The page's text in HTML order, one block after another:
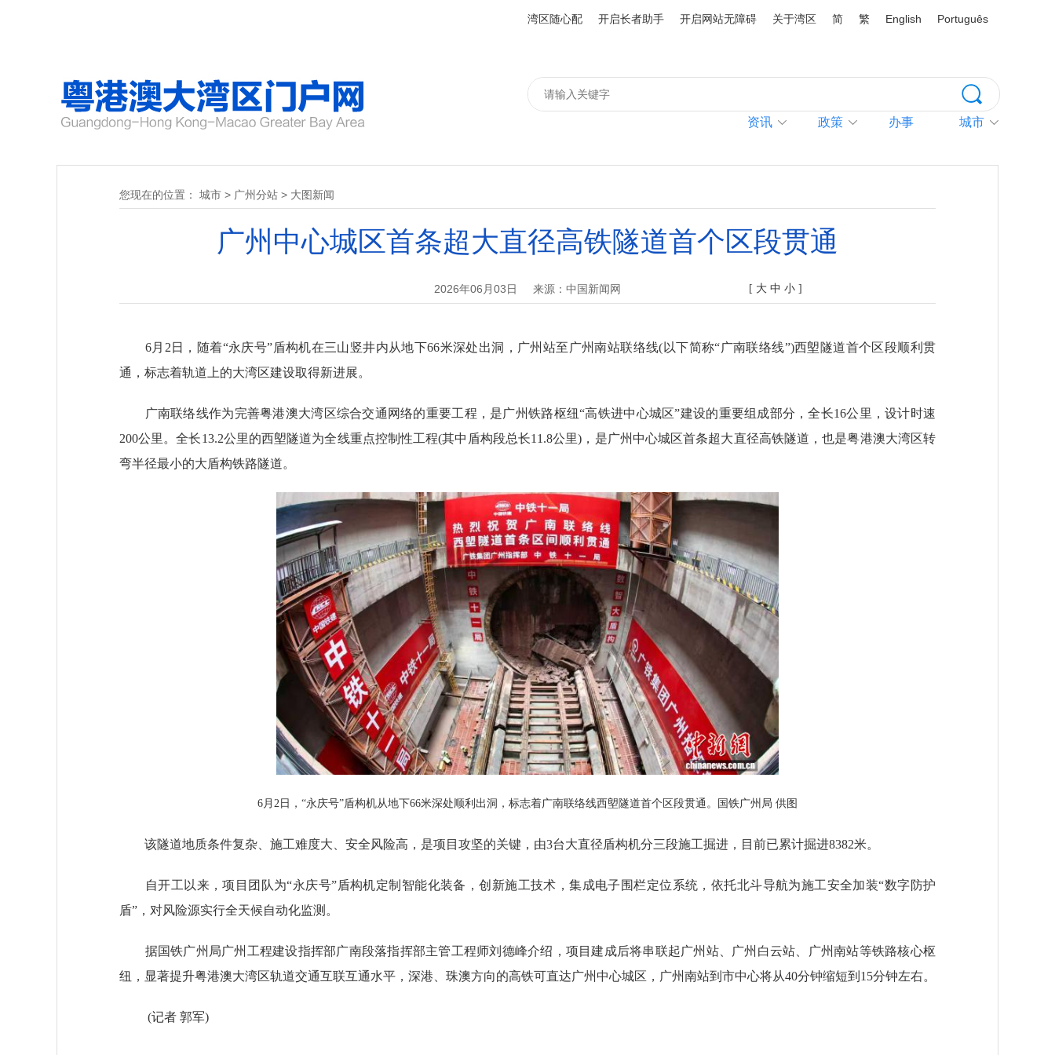
湾区随心配 开启长者助手 开启网站无障碍 关于湾区 简 繁 English Português
资讯 政策 办事 城市
您现在的位置： 城市 > 广州分站 > 大图新闻
广州中心城区首条超大直径高铁隧道首个区段贯通
2026年06月03日 来源：中国新闻网 [ 大 中 小 ]
6月2日，随着“永庆号”盾构机在三山竖井内从地下66米深处出洞，广州站至广州南站联络线(以下简称“广南联络线”)西塱隧道首个区段顺利贯
通，标志着轨道上的大湾区建设取得新进展。
广南联络线作为完善粤港澳大湾区综合交通网络的重要工程，是广州铁路枢纽“高铁进中心城区”建设的重要组成部分，全长16公里，设计时速
200公里。全长13.2公里的西塱隧道为全线重点控制性工程(其中盾构段总长11.8公里)，是广州中心城区首条超大直径高铁隧道，也是粤港澳大湾区转
弯半径最小的大盾构铁路隧道。
6月2日，“永庆号”盾构机从地下66米深处顺利出洞，标志着广南联络线西塱隧道首个区段贯通。国铁广州局 供图
该隧道地质条件复杂、施工难度大、安全风险高，是项目攻坚的关键，由3台大直径盾构机分三段施工掘进，目前已累计掘进8382米。
自开工以来，项目团队为“永庆号”盾构机定制智能化装备，创新施工技术，集成电子围栏定位系统，依托北斗导航为施工安全加装“数字防护
盾”，对风险源实行全天候自动化监测。
据国铁广州局广州工程建设指挥部广南段落指挥部主管工程师刘德峰介绍，项目建成后将串联起广州站、广州白云站、广州南站等铁路核心枢
纽，显著提升粤港澳大湾区轨道交通互联互通水平，深港、珠澳方向的高铁可直达广州中心城区，广州南站到市中心将从40分钟缩短到15分钟左右。
(记者 郭军)